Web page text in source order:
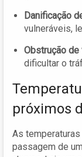
Danificação
vulneráveis,
Obstrução de
dificultar o
próximos
As
passagem de